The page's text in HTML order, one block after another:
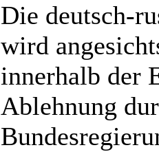
Die deutsch-
wird
innerhalb der
Ablehnung